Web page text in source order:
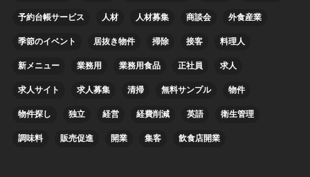
予約台帳サービス 人材 人材募集 商談会 外食産業
季節のイベント 居抜き物件 掃除 接客 料理人
新メニュー 業務用 業務用食品 正社員 求人
求人サイト 求人募集 清掃 無料サンプル 物件
物件探し 独立 経営 経費削減 英語 衛生管理
調味料 販売促進 開業 集客 飲食店開業